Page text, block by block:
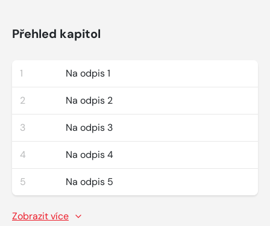
Přehled kapitol
1 Na odpis 1
2 Na odpis 2
3 Na odpis 3
4 Na odpis 4
5 Na odpis 5
Zobrazit více